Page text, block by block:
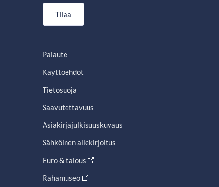
Tilaa
Palaute
Käyttöehdot
Tietosuoja
Saavutettavuus
Asiakirjajulkisuuskuvaus
Sähköinen allekirjoitus
Euro & talous
Rahamuseo